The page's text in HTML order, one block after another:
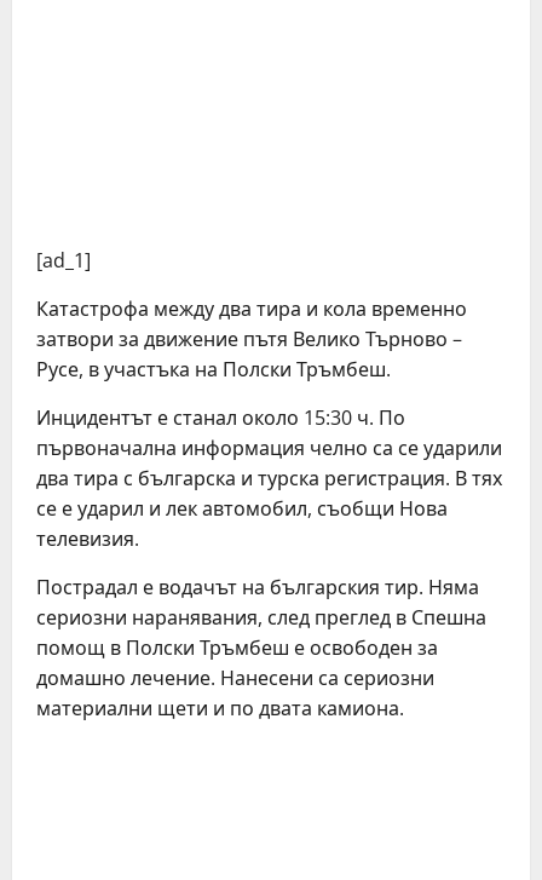
[ad_1]
Катастрофа между два тира и кола временно
затвори за движение пътя Велико Търново –
Русе, в участъка на Полски Тръмбеш.
Инцидентът е станал около 15:30 ч. По
първоначална информация челно са се ударили
два тира с българска и турска регистрация. В тях
се е ударил и лек автомобил, съобщи Нова
телевизия.
Пострадал е водачът на българския тир. Няма
сериозни наранявания, след преглед в Спешна
помощ в Полски Тръмбеш е освободен за
домашно лечение. Нанесени са сериозни
материални щети и по двата камиона.